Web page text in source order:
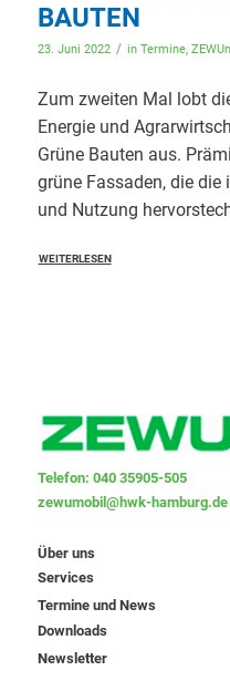
BAUTEN
23. Juni 2022 / in Termine,
Zum zweiten Mal lobt
Energie und
Grüne Bauten aus.
grüne Fassaden, die
und Nutzung
WEITERLESEN
Telefon: 040 35905-505
zewumobil@hwk-hamburg.de
Über uns
Services
Termine und News
Downloads
Newsletter